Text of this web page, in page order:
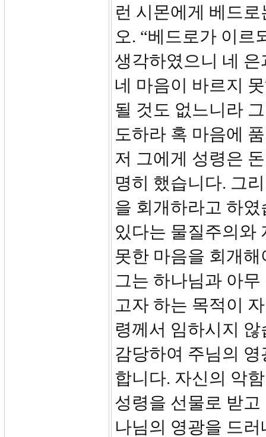
런 시몬에게 베드
오. “베드로가 이르
생각하였으니 네
네 마음이 바르지
될 것도 없느니라
도하라 혹 마음에
저 그에게 성령은
명히 했습니다. 그
을 회개하라고 하
있다는 물질주의와
못한 마음을 회개
그는 하나님과 아
고자 하는 목적이
령께서 임하시지
감당하여 주님의
합니다. 자신의 악
성령을 선물로 받
나님의 영광을 드